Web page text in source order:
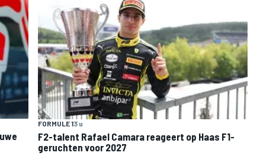
FORMULE 13 u
F2-talent Rafael Camara reageert op Haas F1-
geruchten voor 2027